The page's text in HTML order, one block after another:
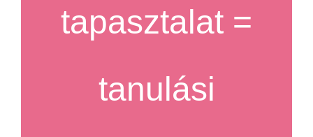
tapasztalat =
tanulási